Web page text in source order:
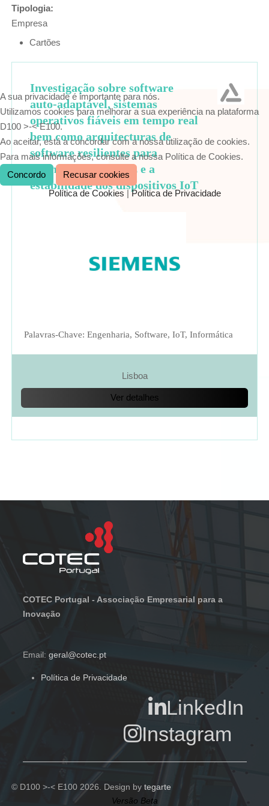
Tipologia:
Empresa
Cartões
Investigação sobre software
auto-adaptável, sistemas
operativos fiáveis em tempo real
bem como arquitecturas de
software resilientes para
optimizar a robustez e a
estabilidade dos dispositivos IoT
Palavras-Chave: Engenharia, Software, IoT, Informática
Lisboa
Ver detalhes
COTEC Portugal - Associação Empresarial para a
Inovação
Email: geral@cotec.pt
Política de Privacidade
LinkedIn
Instagram
© D100 >-< E100 2026. Design by tegarte
Versão Beta
A sua privacidade é importante para nós.
Utilizamos cookies para melhorar a sua experiência na plataforma
D100 >-< E100.
Ao aceitar, está a concordar com a nossa utilização de cookies.
Para mais informações, consulte a nossa Política de Cookies.
Concordo
Recusar cookies
Política de Cookies |Política de Privacidade